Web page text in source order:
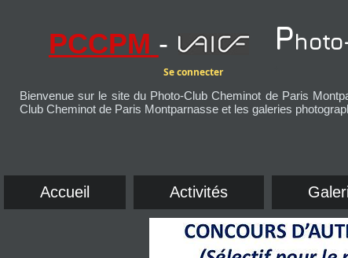
PCCPM -
Se connecter
P
Bienvenue sur le site du Photo-Club Cheminot de Paris
Club Cheminot de Paris Montparnasse et les galeries
Accueil Activités